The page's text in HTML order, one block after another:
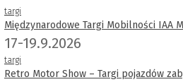
targi
Międzynarodowe Targi Mobilności IAA
17-19.9.2026
targi
Retro Motor Show – Targi pojazdów